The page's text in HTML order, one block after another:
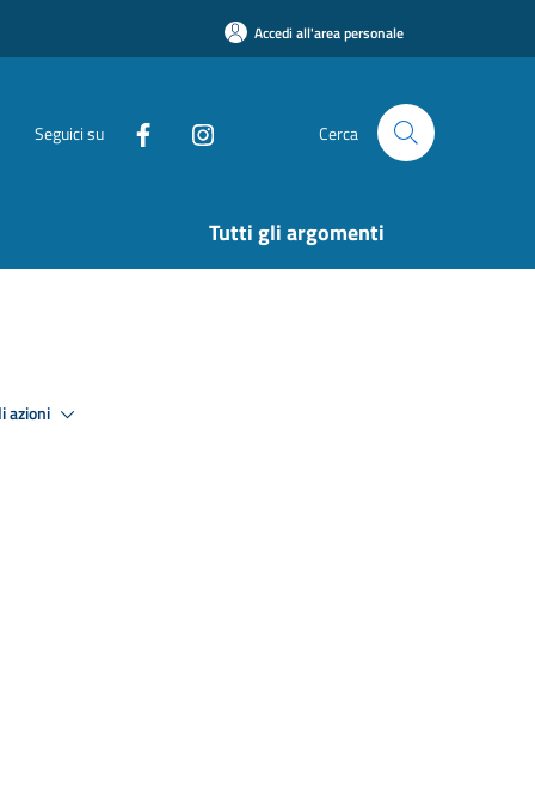
Accedi all'area personale
Seguici su Cerca
Tutti gli argomenti
azioni